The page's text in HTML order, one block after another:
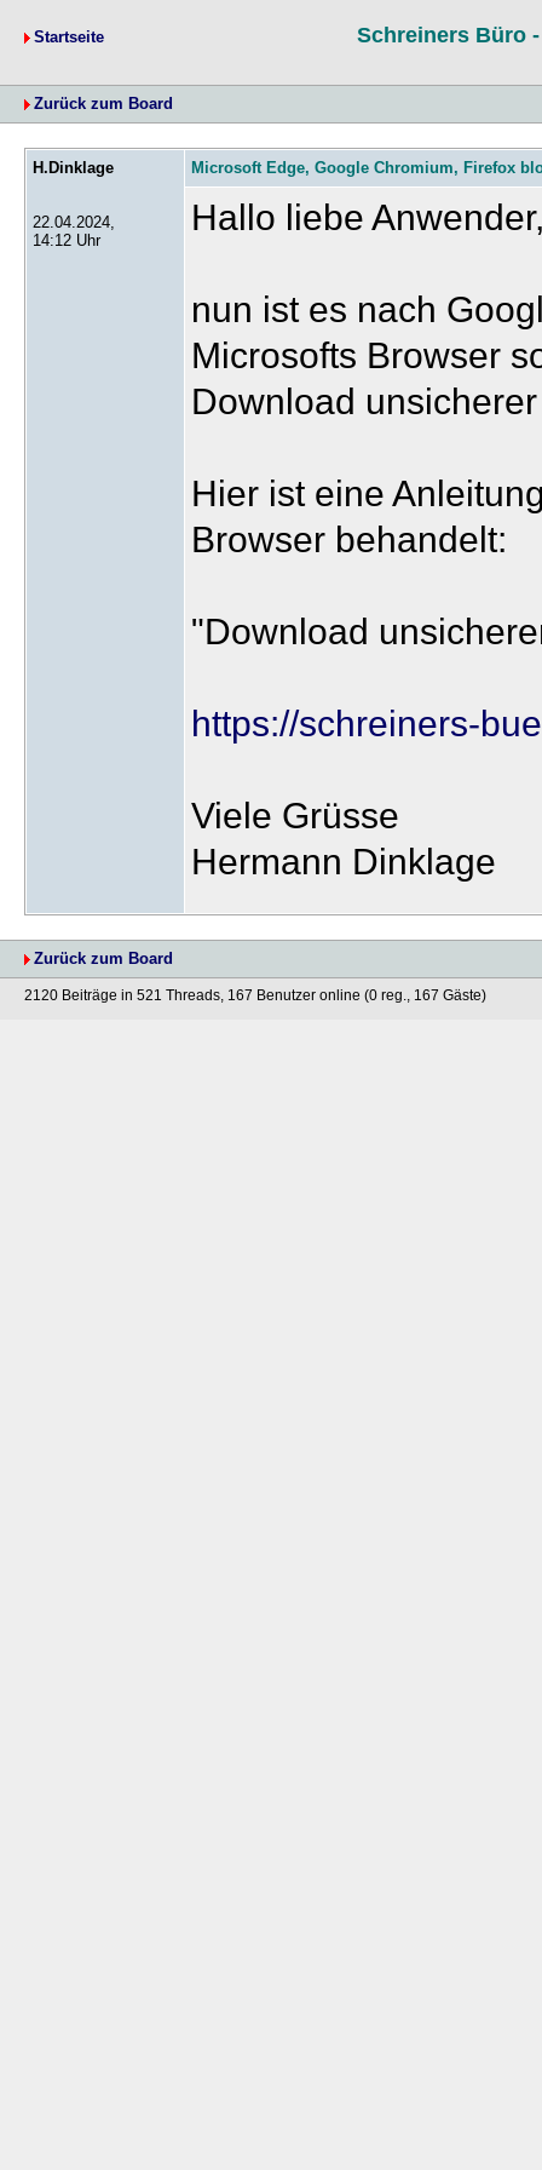
Startseite Schreiners Büro
Zurück zum Board
H.Dinklage
22.04.2024,
14:12 Uhr
Microsoft Edge, Google Chromium, Firefox
Hallo liebe
nun ist es nach
Microsofts Browser
Download
Hier ist eine
Browser behandelt:
"Download
https://schreiners-
Viele Grüsse
Hermann Dinklage
Zurück zum Board
2120 Beiträge in 521 Threads, 167 Benutzer online (0 reg., 167 Gäste)